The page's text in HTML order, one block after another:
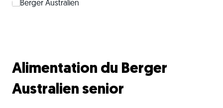
Alimentation du Berger
Australien senior